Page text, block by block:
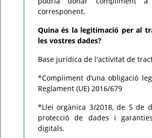
corresponent.
Quina és la legitimació per al
les vostres dades?
Base jurídica de l'activitat de
*Compliment d’una obligació
Reglament (UE) 2016/679
*Llei orgànica 3/2018, de 5 de
protecció de dades i
digitals.